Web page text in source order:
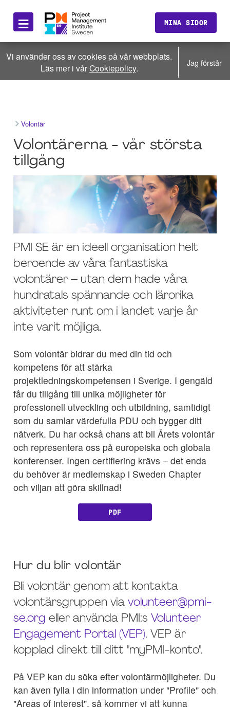
≡ MINA SIDOR
Vi använder oss av cookies på vår webbplats.
Läs mer i vårCookiepolicy. Jag förstår
Volontär
Volontärerna - vår största
tillgång
PMI SE är en ideell organisation helt
beroende av våra fantastiska
volontärer – utan dem hade våra
hundratals spännande och lärorika
aktiviteter runt om i landet varje år
inte varit möjliga.
Som volontär bidrar du med din tid och
kompetens för att stärka
projektledningskompetensen i Sverige. I gengäld
får du tillgång till unika möjligheter för
professionell utveckling och utbildning, samtidigt
som du samlar värdefulla PDU och bygger ditt
nätverk. Du har också chans att bli Årets volontär
och representera oss på europeiska och globala
konferenser. Ingen certifiering krävs – det enda
du behöver är medlemskap i Sweden Chapter
och viljan att göra skillnad!
PDF
Hur du blir volontär
Bli volontär genom att kontakta
volontärsgruppen via volunteer@pmi-
se.org eller använda PMI:s Volunteer
Engagement Portal (VEP). VEP är
kopplad direkt till ditt "myPMI-konto".
På VEP kan du söka efter volontärmöjligheter. Du
kan även fylla i din information under "Profile" och
"Areas of interest", så kommer vi att kunna